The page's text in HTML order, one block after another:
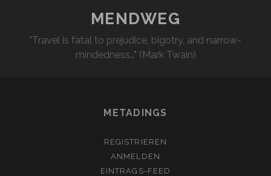
MENDWEG
"Travel is fatal to prejudice, bigotry, and narrow-
mindedness…" (Mark Twain)
METADINGS
REGISTRIEREN
ANMELDEN
EINTRAGS-FEED